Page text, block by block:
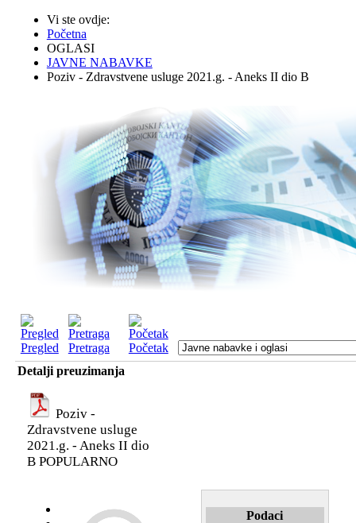
Vi ste ovdje:
Početna
OGLASI
JAVNE NABAVKE
Poziv - Zdravstvene usluge 2021.g. - Aneks II dio B
Pregled Pretraga
Početak
Detalji preuzimanja
Poziv -
Zdravstvene usluge
2021.g. - Aneks II dio
B POPULARNO
Podaci